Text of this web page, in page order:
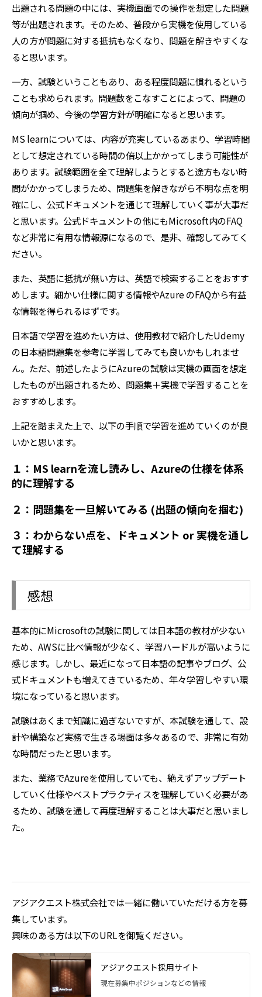
出題される問題の中には、実機画面での操作を想定した問題
等が出題されます。そのため、普段から実機を使用している
人の方が問題に対する抵抗もなくなり、問題を解きやすくな
ると思います。
一方、試験ということもあり、ある程度問題に慣れるという
ことも求められます。問題数をこなすことによって、問題の
傾向が掴め、今後の学習方針が明確になると思います。
MS learnについては、内容が充実しているあまり、学習時間
として想定されている時間の倍以上かかってしまう可能性が
あります。試験範囲を全て理解しようとすると途方もない時
間がかかってしまうため、問題集を解きながら不明な点を明
確にし、公式ドキュメントを通じて理解していく事が大事だ
と思います。公式ドキュメントの他にもMicrosoft内のFAQ
など非常に有用な情報源になるので、是非、確認してみてく
ださい。
また、英語に抵抗が無い方は、英語で検索することをおすす
めします。細かい仕様に関する情報やAzure のFAQから有益
な情報を得られるはずです。
日本語で学習を進めたい方は、使用教材で紹介したUdemy
の日本語問題集を参考に学習してみても良いかもしれませ
ん。ただ、前述したようにAzureの試験は実機の画面を想定
したものが出題されるため、問題集＋実機で学習することを
おすすめします。
上記を踏まえた上で、以下の手順で学習を進めていくのが良
いかと思います。
１：MS learnを流し読みし、Azureの仕様を体系
的に理解する
２：問題集を一旦解いてみる (出題の傾向を掴む)
３：わからない点を、ドキュメント or 実機を通し
て理解する
感想
基本的にMicrosoftの試験に関しては日本語の教材が少ない
ため、AWSに比べ情報が少なく、学習ハードルが高いように
感じます。しかし、最近になって日本語の記事やブログ、公
式ドキュメントも増えてきているため、年々学習しやすい環
境になっていると思います。
試験はあくまで知識に過ぎないですが、本試験を通して、設
計や構築など実務で生きる場面は多々あるので、非常に有効
な時間だったと思います。
また、業務でAzureを使用していても、絶えずアップデート
していく仕様やベストプラクティスを理解していく必要があ
るため、試験を通して再度理解することは大事だと思いまし
た。
アジアクエスト株式会社では一緒に働いていただける方を募
集しています。
興味のある方は以下のURLを御覧ください。
アジアクエスト採用サイト
現在募集中ポジションなどの情報